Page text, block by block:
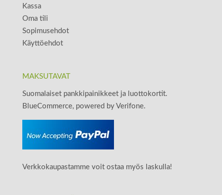
Kassa
Oma tili
Sopimusehdot
Käyttöehdot
MAKSUTAVAT
Suomalaiset pankkipainikkeet ja luottokortit.
BlueCommerce, powered by Verifone.
Verkkokaupastamme voit ostaa myös laskulla!